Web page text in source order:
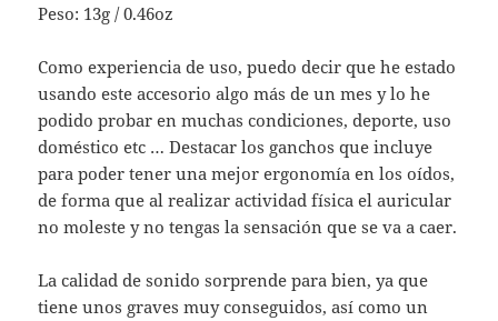
Peso: 13g / 0.46oz
Como experiencia de uso, puedo decir que he estado
usando este accesorio algo más de un mes y lo he
podido probar en muchas condiciones, deporte, uso
doméstico etc … Destacar los ganchos que incluye
para poder tener una mejor ergonomía en los oídos,
de forma que al realizar actividad física el auricular
no moleste y no tengas la sensación que se va a caer.
La calidad de sonido sorprende para bien, ya que
tiene unos graves muy conseguidos, así como un